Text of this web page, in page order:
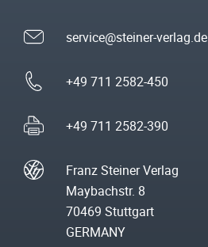
service@steiner-verlag.de
+49 711 2582-450
+49 711 2582-390
Franz Steiner Verlag
Maybachstr. 8
70469 Stuttgart
GERMANY